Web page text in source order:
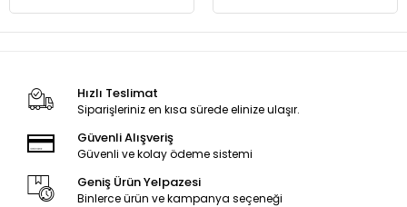
Hızlı Teslimat
Siparişleriniz en kısa sürede elinize ulaşır.
Güvenli Alışveriş
Güvenli ve kolay ödeme sistemi
Geniş Ürün Yelpazesi
Binlerce ürün ve kampanya seçeneği